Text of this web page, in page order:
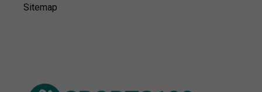
Sitemap